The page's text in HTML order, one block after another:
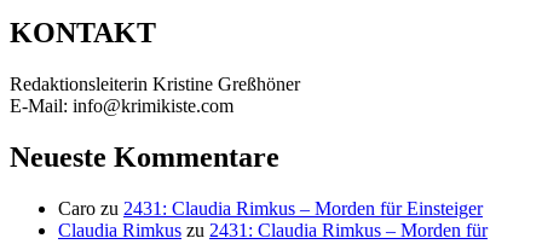
KONTAKT
Redaktionsleiterin Kristine Greßhöner
E-Mail: info@krimikiste.com
Neueste Kommentare
Caro zu 2431: Claudia Rimkus – Morden für Einsteiger
Claudia Rimkus zu 2431: Claudia Rimkus – Morden für